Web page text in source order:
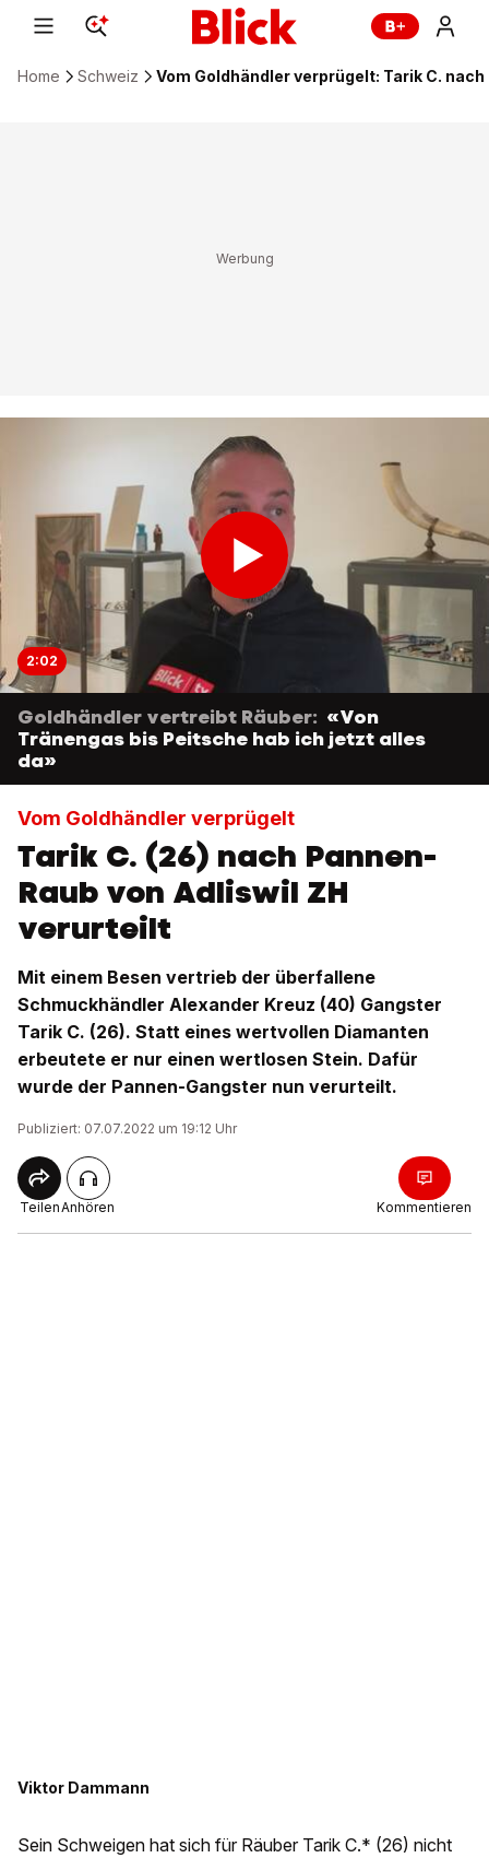
Home Schweiz Vom Goldhändler verprügelt: Tarik C.
2:02
Goldhändler vertreibt Räuber: «Von
Tränengas bis Peitsche hab ich jetzt alles
da»
Vom Goldhändler verprügelt
Tarik C. (26) nach Pannen-
Raub von Adliswil ZH
verurteilt
Mit einem Besen vertrieb der überfallene
Schmuckhändler Alexander Kreuz (40) Gangster
Tarik C. (26). Statt eines wertvollen Diamanten
erbeutete er nur einen wertlosen Stein. Dafür
wurde der Pannen-Gangster nun verurteilt.
Publiziert: 07.07.2022 um 19:12 Uhr
TeilenAnhören Kommentieren
Viktor Dammann
Sein Schweigen hat sich für Räuber Tarik C.* (26) nicht